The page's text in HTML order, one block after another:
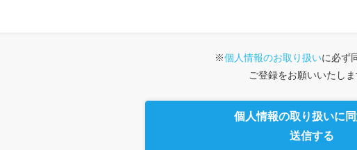
※個人情報のお取り扱いに必ず
ご登録をお願いいたしま
個人情報の取り扱いに
送信する